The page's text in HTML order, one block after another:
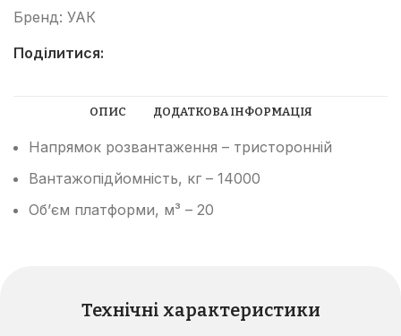
Бренд: УАК
Поділитися:
ОПИС ДОДАТКОВА ІНФОРМАЦІЯ
Напрямок розвантаження – тристоронній
Вантажопідйомність, кг – 14000
Об’єм платформи, м³ – 20
Технічні характеристики